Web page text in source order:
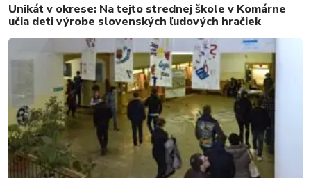
Unikát v okrese: Na tejto strednej škole v Komárne
učia deti výrobe slovenských ľudových hračiek